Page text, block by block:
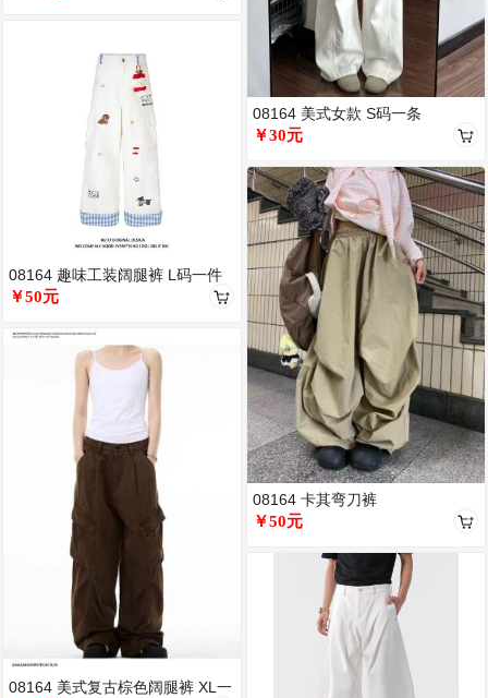
08164 趣味工装阔腿裤 L码一件
￥50元
08164 美式复古棕色阔腿裤 XL一
08164 美式女款 S码一条
￥30元
08164 卡其弯刀裤
￥50元